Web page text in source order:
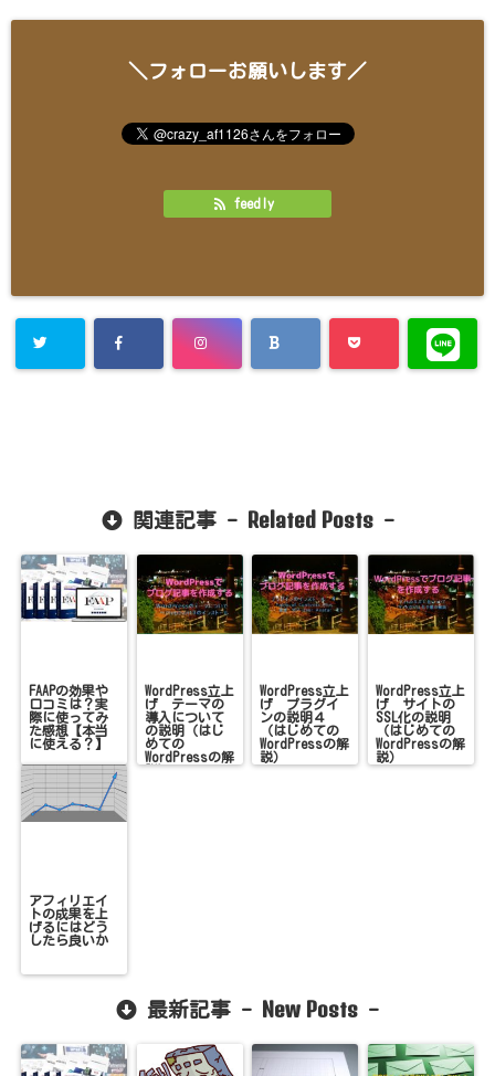
＼フォローお願いします／
feedly
関連記事 - Related Posts-
FAAPの効果や
口コミは？実
際に使ってみ
た感想【本当
に使える？】
WordPress立上
げ テーマの
導入について
の説明（はじ
めての
WordPressの解
説）
WordPress立上
げ プラグイ
ンの説明４
（はじめての
WordPressの解
説）
WordPress立上
げ サイトの
SSL化の説明
（はじめての
WordPressの解
説）
アフィリエイ
トの成果を上
げるにはどう
したら良いか
最新記事 - New Posts -